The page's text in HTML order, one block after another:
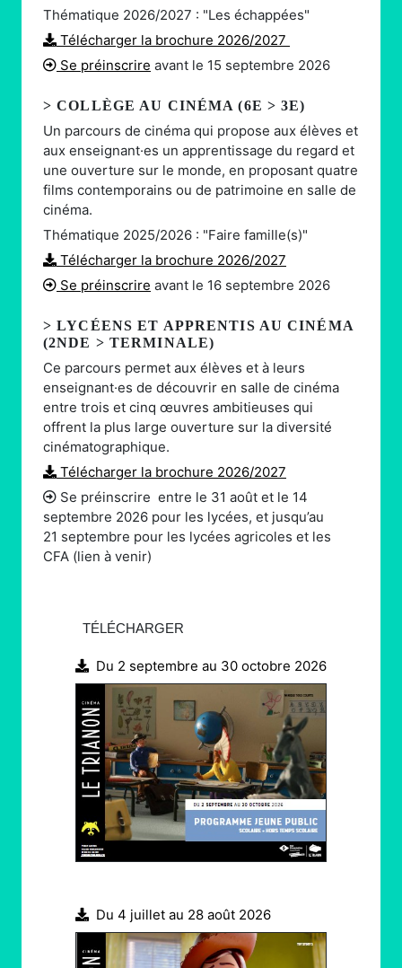
Thématique 2026/2027 : "Les échappées"
Télécharger la brochure 2026/2027
Se préinscrire avant le 15 septembre 2026
> COLLÈGE AU CINÉMA (6E > 3E)
Un parcours de cinéma qui propose aux élèves et
aux enseignant·es un apprentissage du regard et
une ouverture sur le monde, en proposant quatre
films contemporains ou de patrimoine en salle de
cinéma.
Thématique 2025/2026 : "Faire famille(s)"
Télécharger la brochure 2026/2027
Se préinscrire avant le 16 septembre 2026
> LYCÉENS ET APPRENTIS AU CINÉMA
(2NDE > TERMINALE)
Ce parcours permet aux élèves et à leurs
enseignant·es de découvrir en salle de cinéma
entre trois et cinq œuvres ambitieuses qui
offrent la plus large ouverture sur la diversité
cinématographique.
Télécharger la brochure 2026/2027
Se préinscrire entre le 31 août et le 14
septembre 2026 pour les lycées, et jusqu’au
21 septembre pour les lycées agricoles et les
CFA (lien à venir)
TÉLÉCHARGER
Du 2 septembre au 30 octobre 2026
Du 4 juillet au 28 août 2026